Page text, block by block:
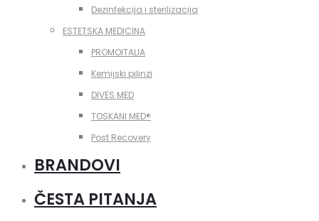
Dezinfekcija i sterilizacija
ESTETSKA MEDICINA
PROMOITALIA
Kemijski pilinzi
DIVES MED
TOSKANI MED®️
Post Recovery
BRANDOVI
ČESTA PITANJA